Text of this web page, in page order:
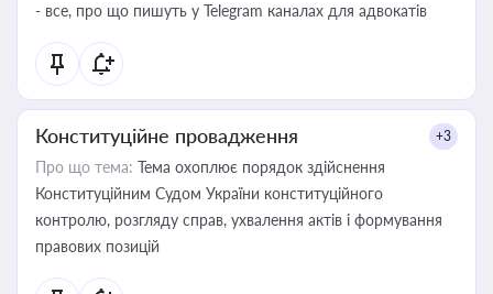
- все, про що пишуть у Telegram каналах для адвокатів
Конституційне провадження +3
Про що тема: Тема охоплює порядок здійснення
Конституційним Судом України конституційного
контролю, розгляду справ, ухвалення актів і формування
правових позицій